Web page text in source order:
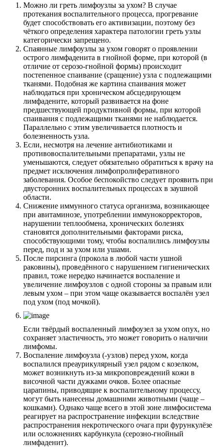
Можно ли греть лимфоузлы за ухом? В случае
протекания воспалительного процесса, прогревание
будет способствовать его активизации, поэтому без
чёткого определения характера патологии греть узлы
категорически запрещено.
Спаянные лимфоузлы за ухом говорят о проявлении
острого лимфаденита в гнойной форме, при которой (в
отличие от серозо-гнойной формы) происходит
постепенное спаивание (сращение) узла с подлежащими
тканями. Подобная же картина спаивания может
наблюдаться при хроническом абсцедирующем
лимфадените, который развивается на фоне
предшествующей продуктивной формы, при которой
спаивания с подлежащими тканями не наблюдается.
Параллельно с этим увеличивается плотность и
болезненность узла.
Если, несмотря на лечение антибиотиками и
противовоспалительными препаратами, узлы не
уменьшаются, следует обязательно обратиться к врачу на
предмет исключения лимфопролиферативного
заболевания. Особое беспокойство следует проявить при
двусторонних воспалительных процессах в заушной
области.
Снижение иммунного статуса организма, возникающее
при авитаминозе, употреблении иммунокорректоров,
нарушении теплообмена, хронических болезнях
становятся дополнительными факторами риска,
способствующими тому, чтобы воспалились лимфоузлы
перед, под и за ухом или ушами.
После пирсинга (прокола в любой части ушной
раковины), проведённого с нарушением гигиенических
правил, тоже нередко начинается воспаление и
увеличение лимфоузлов с одной стороны за правым или
левым ухом – при этом чаще оказывается воспалён узел
под ухом (под мочкой).
Если твёрдый воспаленный лимфоузел за ухом опух, но
сохраняет эластичность, это может говорить о наличии
лимфомы.
Воспаление лимфоузла (-узлов) перед ухом, когда
воспалился преаурикулярный узел рядом с козелком,
может возникнуть из-за микроповреждений кожи в
височной части дужками очков. Более опасные
царапины, приводящие к воспалительному процессу,
могут быть нанесены домашними животными (чаще –
кошками). Однако чаще всего в этой зоне лимфосистема
реагирует на распространение инфекции вследствие
распространения некротического очага при фурункулёзе
или осложнениях карбункула (серозно-гнойный
лимфаденит).